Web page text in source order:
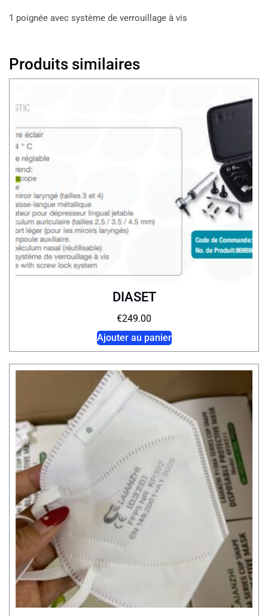
1 poignée avec système de verrouillage à vis
Produits similaires
DIASET
€249.00
Ajouter au panier